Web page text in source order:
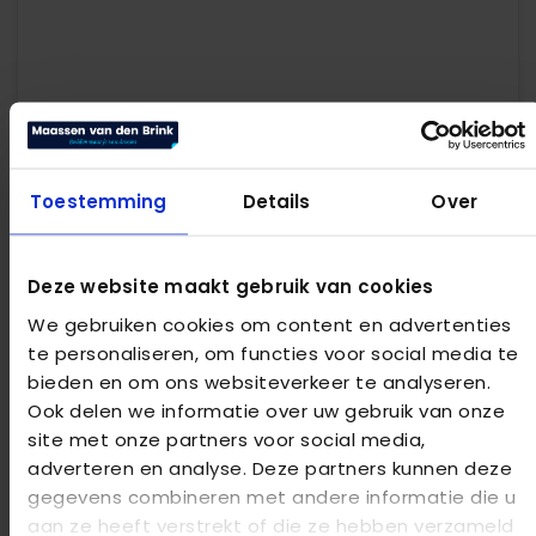
Toestemming Details Over
Deze website maakt gebruik van cookies
We gebruiken cookies om content en advertenties
te personaliseren, om functies voor social media te
bieden en om ons websiteverkeer te analyseren.
Ook delen we informatie over uw gebruik van onze
site met onze partners voor social media,
adverteren en analyse. Deze partners kunnen deze
gegevens combineren met andere informatie die u
aan ze heeft verstrekt of die ze hebben verzameld
Avek topmatras Noflik Optifoam
Bekijk product